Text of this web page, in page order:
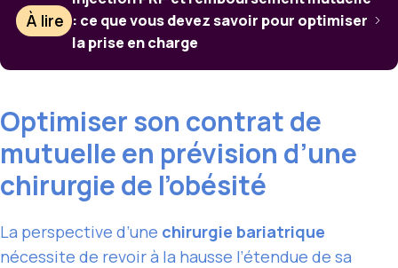
À lire : ce que vous devez savoir pour optimiser
la prise en charge
Optimiser son contrat de
mutuelle en prévision d’une
chirurgie de l’obésité
La perspective d’une chirurgie bariatrique
nécessite de revoir à la hausse l’étendue de sa